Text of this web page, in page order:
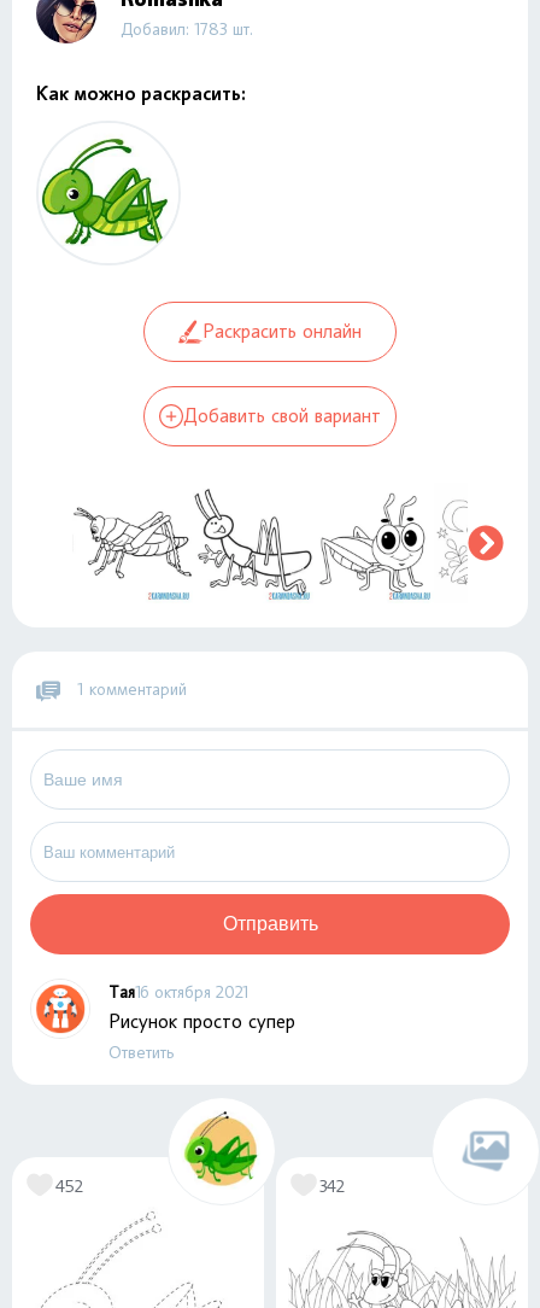
Добавил: 1783 шт.
Как можно раскрасить:
Раскрасить онлайн
Добавить свой вариант
1 комментарий
Отправить
Тая16 октября 2021
Рисунок просто супер
Ответить
452 342